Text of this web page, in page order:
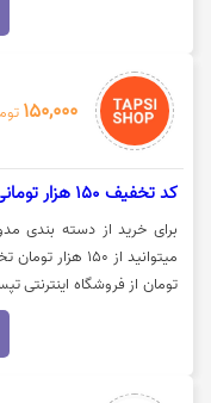
150,000
کد تخفیف 150 هزار تومانی خرید اول تپسی شاپ
برای خرید از دسته بندی
تومان از فروشگاه
و مشاهده کالا روی گزینه